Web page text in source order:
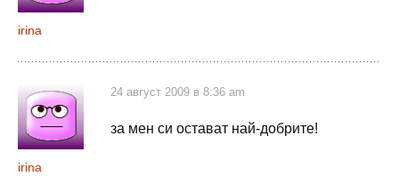
irina
irina
24 август 2009 в 8:36 am
за мен си остават най-добрите!